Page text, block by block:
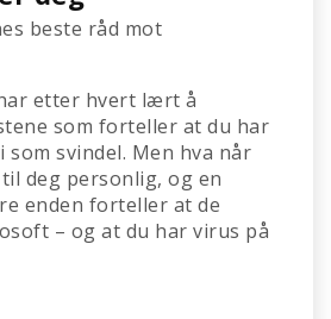
beste råd mot
etter hvert lært å
som forteller at du har
svindel. Men hva når
deg personlig, og en
enden forteller at de
– og at du har virus på